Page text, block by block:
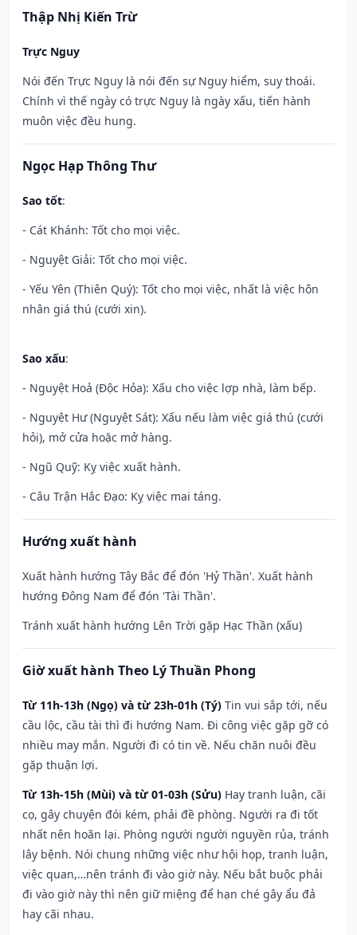
Thập Nhị Kiến Trừ
Trực Nguy
Nói đến Trực Nguy là nói đến sự Nguy hiểm, suy thoái.
Chính vì thế ngày có trực Nguy là ngày xấu, tiến hành
muôn việc đều hung.
Ngọc Hạp Thông Thư
Sao tốt:
- Cát Khánh: Tốt cho mọi việc.
- Nguyệt Giải: Tốt cho mọi việc.
- Yếu Yên (Thiên Quý): Tốt cho mọi việc, nhất là việc hôn
nhân giá thú (cưới xin).
Sao xấu:
- Nguyệt Hoả (Độc Hỏa): Xấu cho việc lợp nhà, làm bếp.
- Nguyệt Hư (Nguyệt Sát): Xấu nếu làm việc giá thú (cưới
hỏi), mở cửa hoặc mở hàng.
- Ngũ Quỹ: Kỵ việc xuất hành.
- Câu Trận Hắc Đạo: Kỵ việc mai táng.
Hướng xuất hành
Xuất hành hướng Tây Bắc để đón 'Hỷ Thần'. Xuất hành
hướng Đông Nam để đón 'Tài Thần'.
Tránh xuất hành hướng Lên Trời gặp Hạc Thần (xấu)
Giờ xuất hành Theo Lý Thuần Phong
Từ 11h-13h (Ngọ) và từ 23h-01h (Tý) Tin vui sắp tới, nếu
cầu lộc, cầu tài thì đi hướng Nam. Đi công việc gặp gỡ có
nhiều may mắn. Người đi có tin về. Nếu chăn nuôi đều
gặp thuận lợi.
Từ 13h-15h (Mùi) và từ 01-03h (Sửu) Hay tranh luận, cãi
cọ, gây chuyện đói kém, phải đề phòng. Người ra đi tốt
nhất nên hoãn lại. Phòng người người nguyền rủa, tránh
lây bệnh. Nói chung những việc như hội họp, tranh luận,
việc quan,…nên tránh đi vào giờ này. Nếu bắt buộc phải
đi vào giờ này thì nên giữ miệng để hạn ché gây ẩu đả
hay cãi nhau.